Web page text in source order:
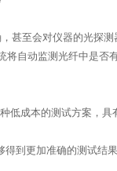
甚至会对仪器的光探测
将自动监测光纤中是否
低成本的测试方案，具
到更加准确的测试结